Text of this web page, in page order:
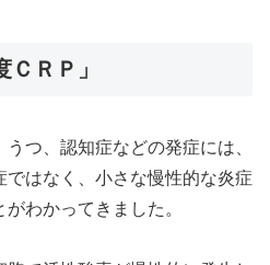
ＲＰ」
つ、認知症などの発症には、
ではなく、小さな慢性的な炎症
わかってきました。